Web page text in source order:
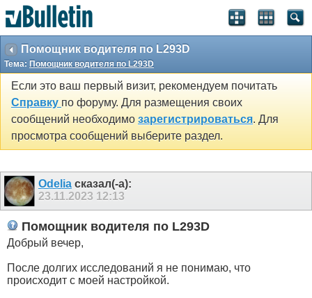
Помощник водителя по L293D
Тема: Помощник водителя по L293D
Если это ваш первый визит, рекомендуем почитать
Справку по форуму. Для размещения своих
сообщений необходимо зарегистрироваться. Для
просмотра сообщений выберите раздел.
Odelia сказал(-а):
23.11.2023 12:13
Помощник водителя по L293D
Добрый вечер,
После долгих исследований я не понимаю, что
происходит с моей настройкой.